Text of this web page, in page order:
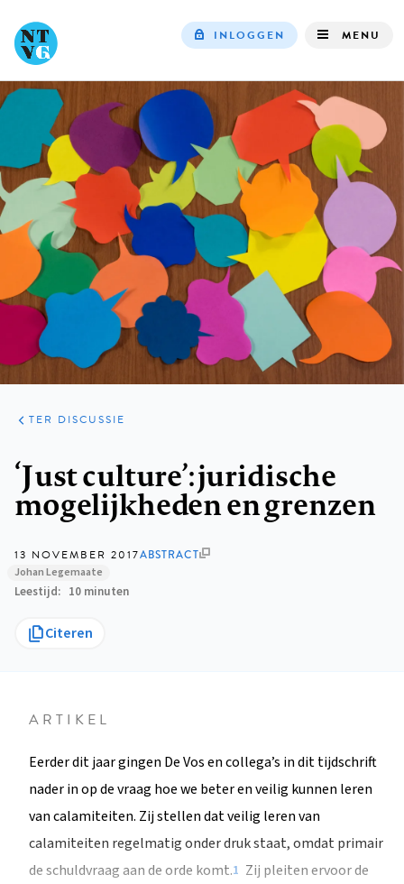
navigation
INLOGGEN MENU
ARTIKELEN
OPINIE
TER DISCUSSIE
‘Just culture’: juridische
mogelijkheden en grenzen
13 NOVEMBER 2017ABSTRACT
Johan Legemaate
Leestijd 10 minuten
Citeren
ARTIKEL
Eerder dit jaar gingen De Vos en collega’s in dit tijdschrift
nader in op de vraag hoe we beter en veilig kunnen leren
van calamiteiten. Zij stellen dat veilig leren van
calamiteiten regelmatig onder druk staat, omdat primair
de schuldvraag aan de orde komt.1 Zij pleiten ervoor de